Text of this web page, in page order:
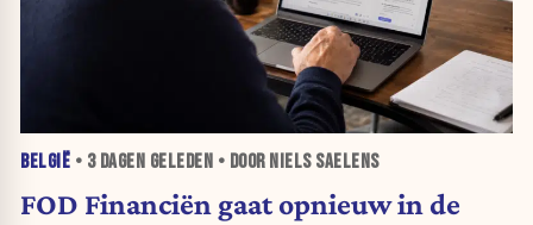
BELGIË • 3 DAGEN GELEDEN • DOOR NIELS SAELENS
FOD Financiën gaat opnieuw in de